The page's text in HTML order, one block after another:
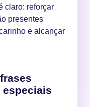
claro: reforçar
presentes
e alcançar